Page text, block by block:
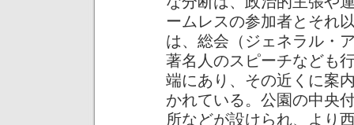
ームレスの参加者とそれ
は、総会（ジェネラル・
著名人のスピーチなども
端にあり、その近くに案
かれている。公園の中央
所などが設けられ、より